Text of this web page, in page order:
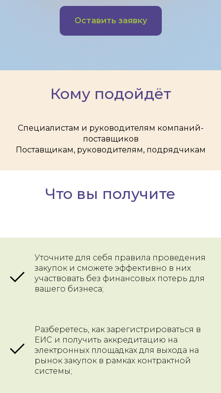
Оставить заявку
Кому подойдёт
Специалистам и руководителям компаний-
поставщиков
Поставщикам, руководителям, подрядчикам
Что вы получите
Уточните для себя правила проведения
закупок и сможете эффективно в них
участвовать без финансовых потерь для
вашего бизнеса;
Разберетесь, как зарегистрироваться в
ЕИС и получить аккредитацию на
электронных площадках для выхода на
рынок закупок в рамках контрактной
системы;